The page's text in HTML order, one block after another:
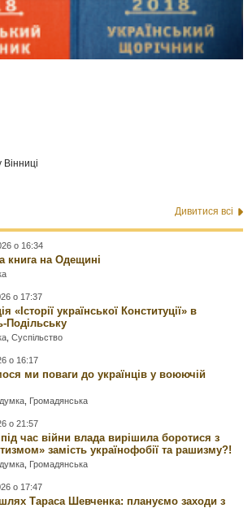
Вінниці
Дивитися всі
о 16:34
книга на Одещині
о 17:37
«Історії української Конституції» в
Подільську
,Суспільство
о 16:17
ми поваги до українців у воюючій
Громадянська
о 21:57
час війни влада вирішила боротися з
замість українофобії та рашизму?!
Громадянська
о 17:47
Тараса Шевченка: плануємо заходи з